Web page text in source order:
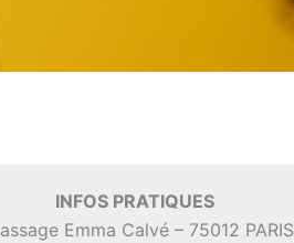
INFOS PRATIQUES
Emma Calvé – 75012 PARIS